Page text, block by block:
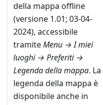
della mappa offline
(versione 1.01; 03-04-
2024), accessibile
tramiteMenu → I miei
luoghi → Preferiti →
Legenda della mappa. La
legenda della mappa è
disponibile anche in